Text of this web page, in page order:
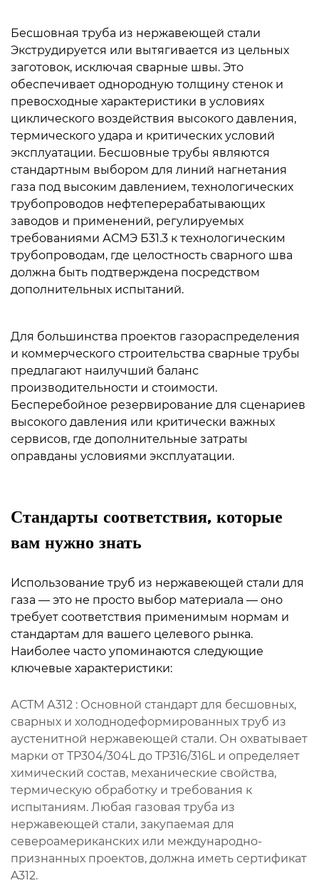
Бесшовная труба из нержавеющей стали
Экструдируется или вытягивается из цельных
заготовок, исключая сварные швы. Это
обеспечивает однородную толщину стенок и
превосходные характеристики в условиях
циклического воздействия высокого давления,
термического удара и критических условий
эксплуатации. Бесшовные трубы являются
стандартным выбором для линий нагнетания
газа под высоким давлением, технологических
трубопроводов нефтеперерабатывающих
заводов и применений, регулируемых
требованиями АСМЭ Б31.3 к технологическим
трубопроводам, где целостность сварного шва
должна быть подтверждена посредством
дополнительных испытаний.
Для большинства проектов газораспределения
и коммерческого строительства сварные трубы
предлагают наилучший баланс
производительности и стоимости.
Бесперебойное резервирование для сценариев
высокого давления или критически важных
сервисов, где дополнительные затраты
оправданы условиями эксплуатации.
Стандарты соответствия, которые
вам нужно знать
Использование труб из нержавеющей стали для
газа — это не просто выбор материала — оно
требует соответствия применимым нормам и
стандартам для вашего целевого рынка.
Наиболее часто упоминаются следующие
ключевые характеристики:
АСТМ А312 : Основной стандарт для бесшовных,
сварных и холоднодеформированных труб из
аустенитной нержавеющей стали. Он охватывает
марки от TP304/304L до TP316/316L и определяет
химический состав, механические свойства,
термическую обработку и требования к
испытаниям. Любая газовая труба из
нержавеющей стали, закупаемая для
североамериканских или международно-
признанных проектов, должна иметь сертификат
A312.